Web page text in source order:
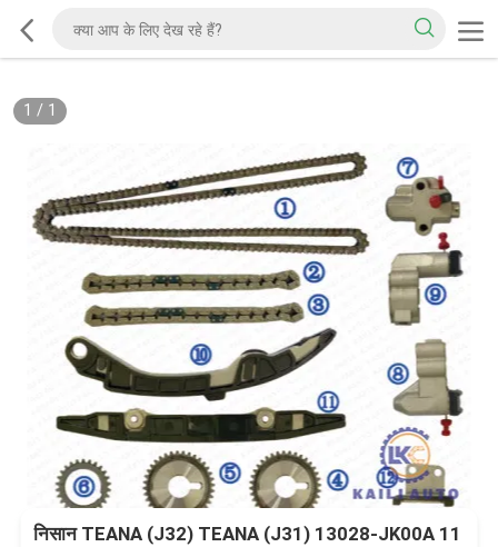
1 / 1
निसान TEANA (J32) TEANA (J31) 13028-JK00A 11